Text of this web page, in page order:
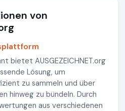
von
bietet AUSGEZEICHNET.org
Lösung, um
zu sammeln und über
hinweg zu bündeln. Durch
aus verschiedenen